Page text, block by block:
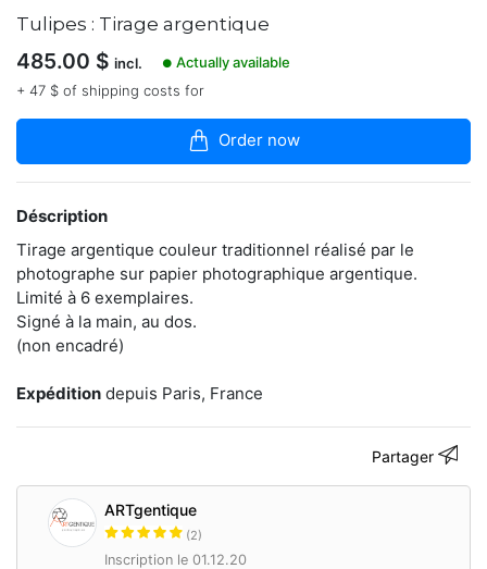
Photographe
argentique,
Vincent
réalise
dans
labo
/
chambre
noire.
http://www.artgentique.com/
Contacter
Tulipes : Tirage argentique
485.00 $ incl. ● Actually available
+ 47 $ of shipping costs for
Order now
Déscription
Tirage argentique couleur traditionnel réalisé par le
photographe sur papier photographique argentique.
Limité à 6 exemplaires.
Signé à la main, au dos.
(non encadré)
Expédition depuis Paris, France
Partager
ARTgentique
(2)
Inscription le 01.12.20